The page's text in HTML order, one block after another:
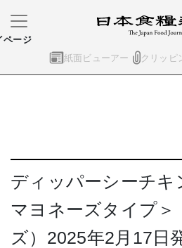
紙面ビューアー クリッピ
ページ
ディッパーシーチ
マヨネーズタイプ＞
ズ）2025年2月17日